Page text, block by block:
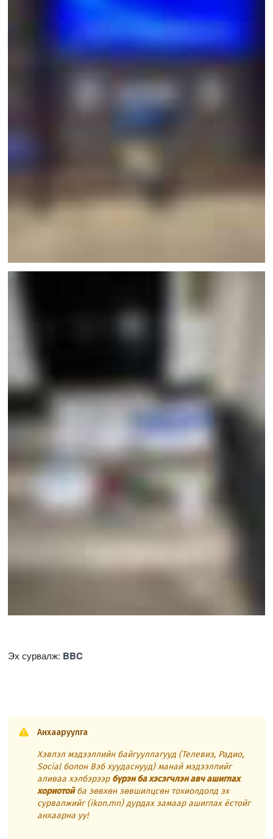
Эх сурвалж: BBC
Анхааруулга
Хэвлэл мэдээллийн байгууллагууд (Телевиз, Радио,
Social болон Вэб хуудаснууд) манай мэдээллийг
аливаа хэлбэрээр бүрэн ба хэсэгчлэн авч ашиглах
хориотойба зөвхөн зөвшилцсөн тохиолдолд эх
сурвалжийг (ikon.mn) дурдах замаар ашиглах ёстойг
анхаарна уу!